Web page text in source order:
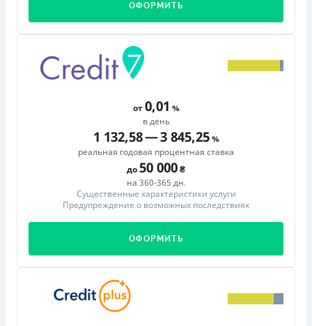
ОФОРМИТЬ
от0,01
в день
1 132,58—3 845,25
реальная годовая процентная ставка
до50 000
на 360-365 дн.
Существенные характеристики услуги
Предупреждение о возможных последствиях
ОФОРМИТЬ